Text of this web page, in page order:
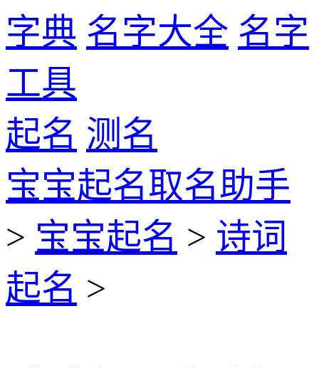
字典 名字大全 名字
工具
起名 测名
宝宝起名取名助手
> 宝宝起名 > 诗词
起名 >